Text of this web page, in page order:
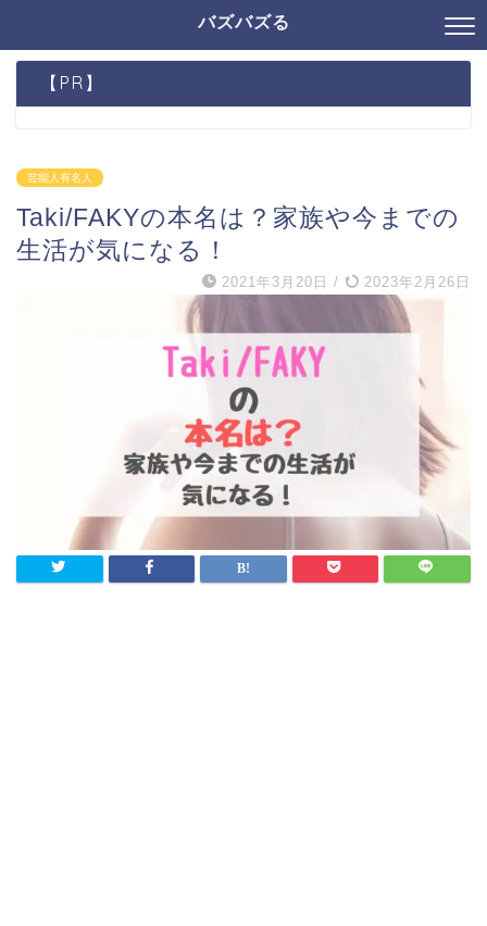
バズバズる
【PR】
芸能人有名人
Taki/FAKYの本名は？家族や今までの
生活が気になる！
2021年3月20日 / 2023年2月26日